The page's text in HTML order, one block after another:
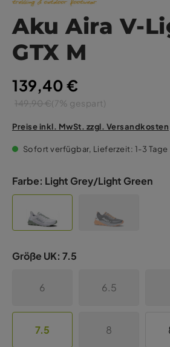
Aku Aira V-
GTX M
139,40 €
149,90 €(7% gespart)
Preise inkl. MwSt. zzgl. Versandkosten
Sofort verfügbar, Lieferzeit: 1-3 Tage
Farbe: Light Grey/Light Green
Größe UK: 7.5
6 6.5
7.5 8